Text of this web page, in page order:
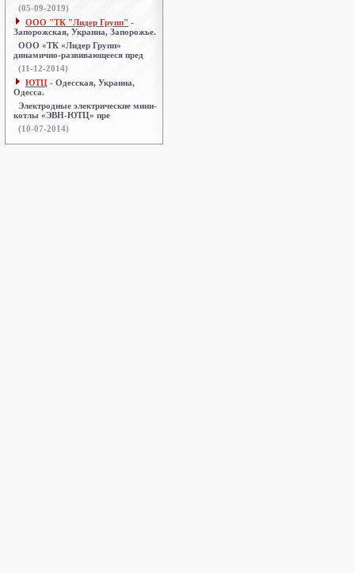
(05-09-2019)
ООО "ТК "Лидер Групп" -
Запорожская, Украина, Запорожье.
ООО «ТК «Лидер Групп»
динамично-развивающееся пред
(11-12-2014)
ЮТЦ - Одесская, Украина,
Одесса.
Электродные электрические мини-
котлы «ЭВН-ЮТЦ» пре
(10-07-2014)